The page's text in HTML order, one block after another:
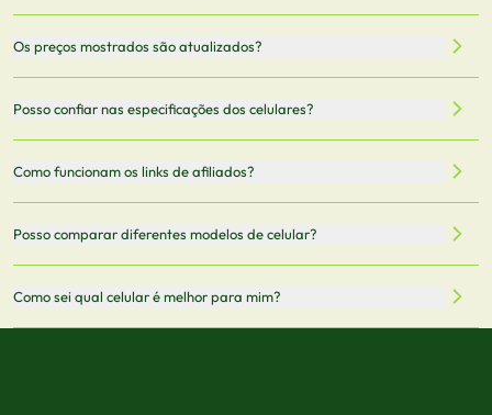
armazenamento, memória RAM, bateria e conectividade
5G.
Os preços mostrados são atualizados?
vendedor antes de finalizar sua compra.
Posso confiar nas especificações dos celulares?
informações mais recentes de cada modelo.
Como funcionam os links de afiliados?
comissão sem custo adicional para você.
Posso comparar diferentes modelos de celular?
Sim! Você pode selecionar até 3 celulares para comparar
Como sei qual celular é melhor para mim?